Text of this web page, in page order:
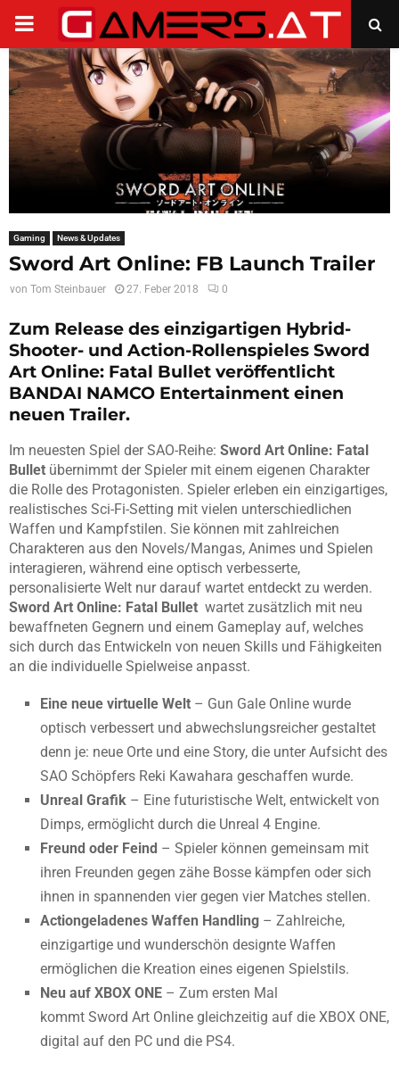
PRIMARY
MENU
Gaming News & Updates
Sword Art Online: FB Launch Trailer
von Tom Steinbauer 27. Feber 2018 0
Zum Release des einzigartigen Hybrid-
Shooter- und Action-Rollenspieles Sword
Art Online: Fatal Bullet veröffentlicht
BANDAI NAMCO Entertainment einen
neuen Trailer.
Im neuesten Spiel der SAO-Reihe: Sword Art Online: Fatal
Bullet übernimmt der Spieler mit einem eigenen Charakter
die Rolle des Protagonisten. Spieler erleben ein einzigartiges,
realistisches Sci-Fi-Setting mit vielen unterschiedlichen
Waffen und Kampfstilen. Sie können mit zahlreichen
Charakteren aus den Novels/Mangas, Animes und Spielen
interagieren, während eine optisch verbesserte,
personalisierte Welt nur darauf wartet entdeckt zu werden.
Sword Art Online: Fatal Bullet wartet zusätzlich mit neu
bewaffneten Gegnern und einem Gameplay auf, welches
sich durch das Entwickeln von neuen Skills und Fähigkeiten
an die individuelle Spielweise anpasst.
Eine neue virtuelle Welt – Gun Gale Online wurde
optisch verbessert und abwechslungsreicher gestaltet
denn je: neue Orte und eine Story, die unter Aufsicht des
SAO Schöpfers Reki Kawahara geschaffen wurde.
Unreal Grafik – Eine futuristische Welt, entwickelt von
Dimps, ermöglicht durch die Unreal 4 Engine.
Freund oder Feind – Spieler können gemeinsam mit
ihren Freunden gegen zähe Bosse kämpfen oder sich
ihnen in spannenden vier gegen vier Matches stellen.
Actiongeladenes Waffen Handling – Zahlreiche,
einzigartige und wunderschön designte Waffen
ermöglichen die Kreation eines eigenen Spielstils.
Neu auf XBOX ONE – Zum ersten Mal
kommt Sword Art Online gleichzeitig auf die XBOX ONE,
digital auf den PC und die PS4.